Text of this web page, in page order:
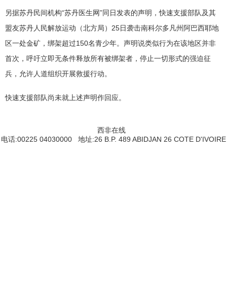
另据苏丹民间机构“苏丹医生网”同日发表的声明，快速支援部队及其
盟友苏丹人民解放运动（北方局）25日袭击南科尔多凡州阿巴西耶地
区一处金矿，绑架超过150名青少年。声明说类似行为在该地区并非
首次，呼吁立即无条件释放所有被绑架者，停止一切形式的强迫征
兵，允许人道组织开展救援行动。
快速支援部队尚未就上述声明作回应。
西非在线
电话:00225 04030000 地址:26 B.P. 489 ABIDJAN 26 COTE D'IVOIRE